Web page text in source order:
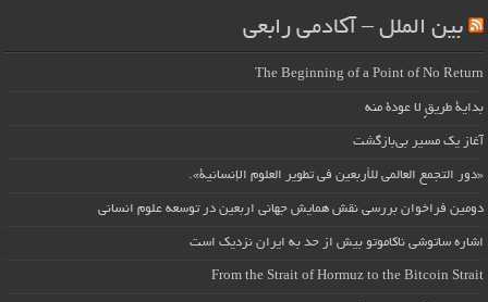
بین الملل – آکادمی رابعی
The Beginning of a Point of No Return
بداية طريقٍ لا عودة منه
آغاز یک مسیر بی‌بازگشت
«دور التجمع العالمي للأربعين في تطوير العلوم الإنسانية».
دومین فراخوان بررسی نقش همایش جهانی اربعین در توسعه علوم انسانی
اشاره ساتوشی ناکاموتو بیش از حد به ایران نزدیک است
From the Strait of Hormuz to the Bitcoin Strait